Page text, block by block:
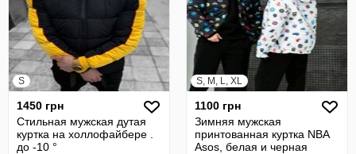
S
1450 грн
Стильная мужская дутая
куртка на холлофайбере .
до -10 °
S, M, L, XL
1100 грн
Зимняя мужская
принтованная куртка NBA
Asos, белая и черная